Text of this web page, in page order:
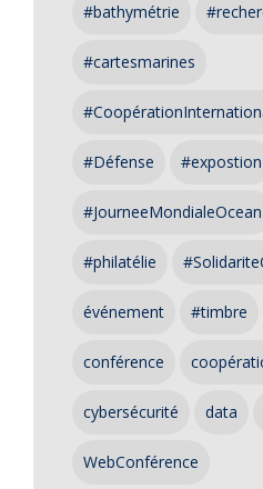
#bathymétrie
#cartesmarines
#Défense #expostion
#JourneeMondialeOcean
#philatélie
événement #timbre
conférence
cybersécurité data
WebConférence